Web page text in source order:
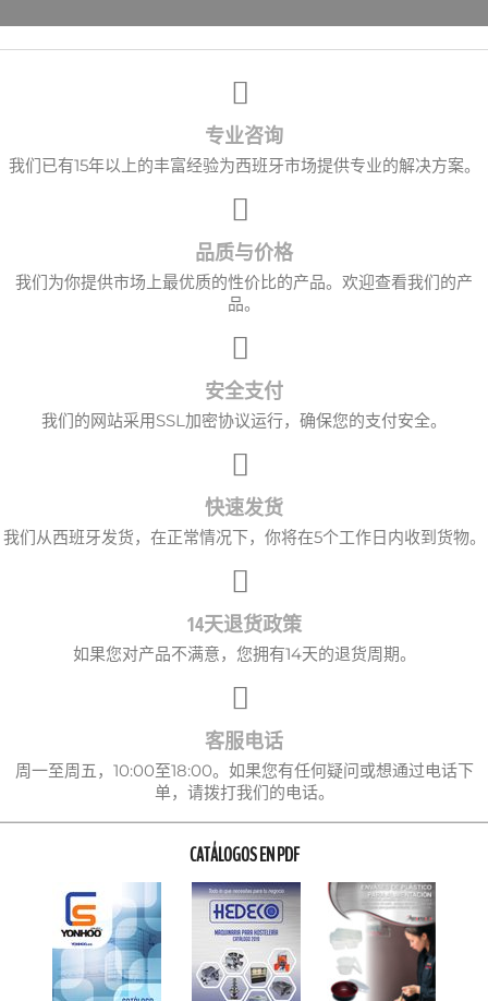
专业咨询
我们已有15年以上的丰富经验为西班牙市场提供专业的解决方案。
品质与价格
我们为你提供市场上最优质的性价比的产品。欢迎查看我们的产
品。
安全支付
我们的网站采用SSL加密协议运行，确保您的支付安全。
快速发货
我们从西班牙发货，在正常情况下，你将在5个工作日内收到货物。
14天退货政策
如果您对产品不满意，您拥有14天的退货周期。
客服电话
周一至周五，10:00至18:00。如果您有任何疑问或想通过电话下
单，请拨打我们的电话。
CATÁLOGOS EN PDF